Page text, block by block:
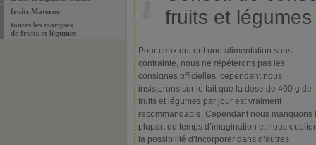
fruits Materne
toutes les marques
de fruits et légumes
fruits et légumes
Pour ceux qui ont une alimentation sans
contrainte, nous ne répéterons pas les
consignes officielles, cependant nous
insisterons sur le fait que la dose de 400 g de
fruits et légumes par jour est vraiment
recommandable. Cependant nous manquons
plupart du temps d’imagination et nous
la possibilité d’incorporer dans d’autres